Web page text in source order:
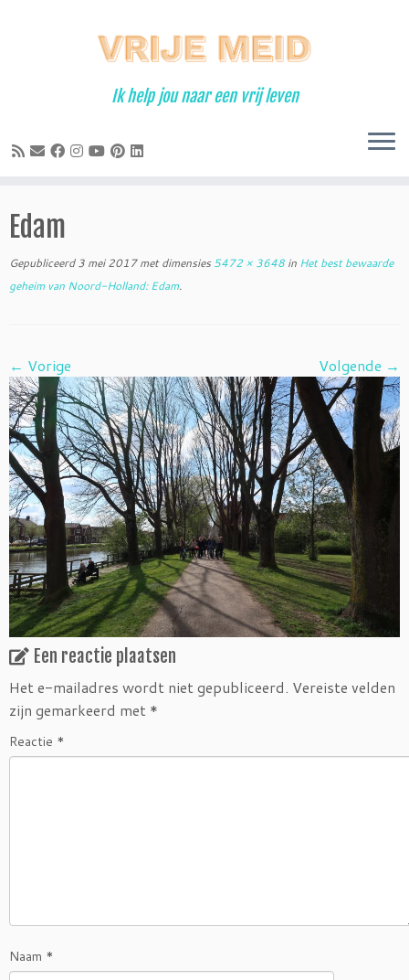
Ik help jou naar een vrij leven
Edam
Gepubliceerd 3 mei 2017met dimensies 5472 × 3648 in Het best bewaarde
geheim van Noord-Holland: Edam.
← Vorige Volgende →
Een reactie plaatsen
Het e-mailadres wordt niet gepubliceerd. Vereiste velden
zijn gemarkeerd met *
Reactie *
Naam *